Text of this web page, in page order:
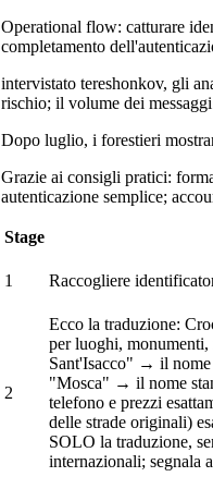
Operational flow: catturare
completamento
intervistato tereshonkov, gli
rischio; il volume dei
Dopo luglio, i forestieri
Grazie ai consigli pratici:
autenticazione semplice;
Stage
1 Raccogliere
2
Ecco la traduzione:
per luoghi, monumenti,
Sant'Isacco" → il
"Mosca" → il nome
telefono e prezzi
delle strade originali)
SOLO la traduzione,
internazionali; segnala